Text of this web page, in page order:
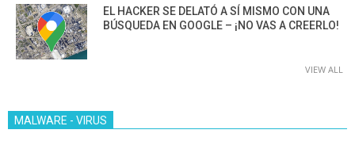
EL HACKER SE DELATÓ A SÍ MISMO CON UNA
BÚSQUEDA EN GOOGLE – ¡NO VAS A CREERLO!
VIEW ALL
MALWARE - VIRUS